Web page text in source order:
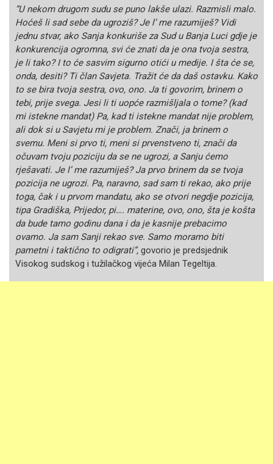
“U nekom drugom sudu se puno lakše ulazi. Razmisli malo.
Hoćeš li sad sebe da ugroziš? Je l’ me razumiješ? Vidi
jednu stvar, ako Sanja konkuriše za Sud u Banja Luci gdje je
konkurencija ogromna, svi će znati da je ona tvoja sestra,
je li tako? I to će sasvim sigurno otići u medije. I šta će se,
onda, desiti? Ti član Savjeta. Tražit će da daš ostavku. Kako
to se bira tvoja sestra, ovo, ono. Ja ti govorim, brinem o
tebi, prije svega. Jesi li ti uopće razmišljala o tome? (kad
mi istekne mandat) Pa, kad ti istekne mandat nije problem,
ali dok si u Savjetu mi je problem. Znači, ja brinem o
svemu. Meni si prvo ti, meni si prvenstveno ti, znači da
očuvam tvoju poziciju da se ne ugrozi, a Sanju ćemo
rješavati. Je l’ me razumiješ? Ja prvo brinem da se tvoja
pozicija ne ugrozi. Pa, naravno, sad sam ti rekao, ako prije
toga, čak i u prvom mandatu, ako se otvori negdje pozicija,
tipa Gradiška, Prijedor, pi…. materine, ovo, ono, šta je košta
da bude tamo godinu dana i da je kasnije prebacimo
ovamo. Ja sam Sanji rekao sve. Samo moramo biti
pametni i taktično to odigrati”, govorio je predsjednik
Visokog sudskog i tužilačkog vijeća Milan Tegeltija.